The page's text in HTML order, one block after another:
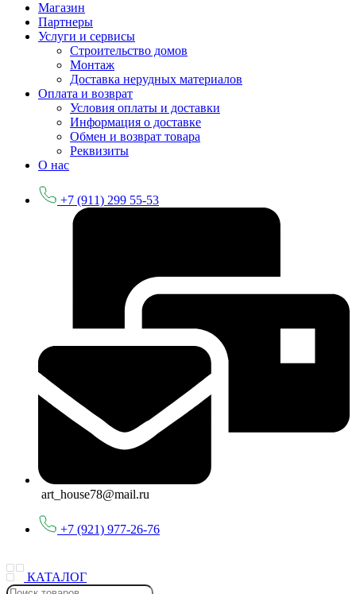
Магазин
Партнеры
Услуги и сервисы
Строительство домов
Монтаж
Доставка нерудных материалов
Оплата и возврат
Условия оплаты и доставки
Информация о доставке
Обмен и возврат товара
Реквизиты
О нас
+7 (911) 299 55-53
art_house78@mail.ru
+7 (921) 977-26-76
КАТАЛОГ